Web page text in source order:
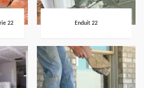
22 Enduit 22